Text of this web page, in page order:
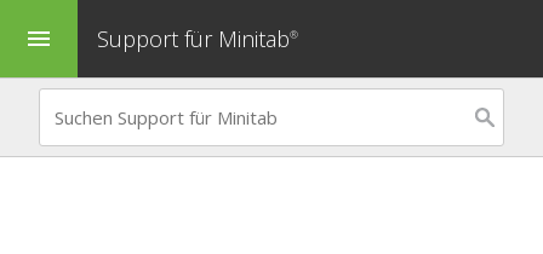
menu Support für Minitab®